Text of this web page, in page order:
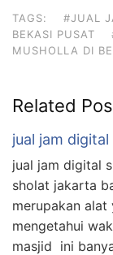
TAGS:
#JUAL
BEKASI PUSAT
MUSHOLLA DI
Related
jual jam
jual jam digital
sholat jakarta
merupakan
mengetahui
masjid ini